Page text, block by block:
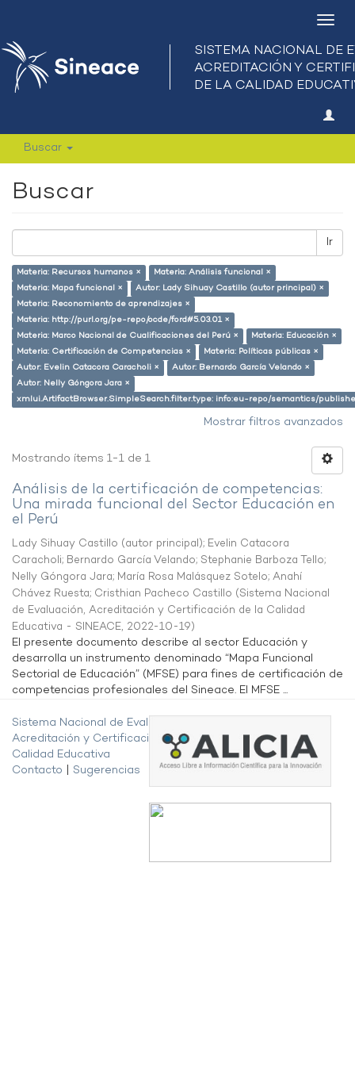
Buscar
Buscar
Ir
Materia: Recursos humanos ×
Materia: Análisis funcional ×
Materia: Mapa funcional ×
Autor: Lady Sihuay Castillo (autor principal) ×
Materia: Reconomiento de aprendizajes ×
Materia: http://purl.org/pe-repo/ocde/ford#5.03.01 ×
Materia: Marco Nacional de Cualificaciones del Perú ×
Materia: Educación ×
Materia: Certificación de Competencias ×
Materia: Políticas públicas ×
Autor: Evelin Catacora Caracholi ×
Autor: Bernardo García Velando ×
Autor: Nelly Góngora Jara ×
xmlui.ArtifactBrowser.SimpleSearch.filter.type: info:eu-repo/semantics/
Mostrar filtros avanzados
Mostrando ítems 1-1 de 1
Análisis de la certificación de competencias:
Una mirada funcional del Sector Educación en
el Perú
Lady Sihuay Castillo (autor principal); Evelin Catacora
Caracholi; Bernardo García Velando; Stephanie Barboza Tello;
Nelly Góngora Jara; María Rosa Malásquez Sotelo; Anahí
Chávez Ruesta; Cristhian Pacheco Castillo (Sistema Nacional
de Evaluación, Acreditación y Certificación de la Calidad
Educativa - SINEACE, 2022-10-19)
El presente documento describe al sector Educación y
desarrolla un instrumento denominado “Mapa Funcional
Sectorial de Educación” (MFSE) para fines de certificación de
competencias profesionales del Sineace. El MFSE ...
Sistema Nacional de Evaluación,
Acreditación y Certificación de la
Calidad Educativa
Contacto
Sugerencias